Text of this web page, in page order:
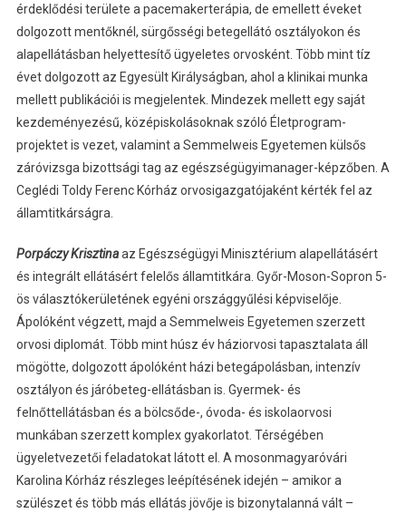
érdeklődési területe a pacemakerterápia, de emellett éveket
dolgozott mentőknél, sürgősségi betegellátó osztályokon és
alapellátásban helyettesítő ügyeletes orvosként. Több mint tíz
évet dolgozott az Egyesült Királyságban, ahol a klinikai munka
mellett publikációi is megjelentek. Mindezek mellett egy saját
kezdeményezésű, középiskolásoknak szóló Életprogram-
projektet is vezet, valamint a Semmelweis Egyetemen külsős
záróvizsga bizottsági tag az egészségügyimanager-képzőben. A
Ceglédi Toldy Ferenc Kórház orvosigazgatójaként kérték fel az
államtitkárságra.
Porpáczy Krisztinaaz Egészségügyi Minisztérium alapellátásért
és integrált ellátásért felelős államtitkára. Győr-Moson-Sopron 5-
ös választókerületének egyéni országgyűlési képviselője.
Ápolóként végzett, majd a Semmelweis Egyetemen szerzett
orvosi diplomát. Több mint húsz év háziorvosi tapasztalata áll
mögötte, dolgozott ápolóként házi betegápolásban, intenzív
osztályon és járóbeteg-ellátásban is. Gyermek- és
felnőttellátásban és a bölcsőde-, óvoda- és iskolaorvosi
munkában szerzett komplex gyakorlatot. Térségében
ügyeletvezetői feladatokat látott el. A mosonmagyaróvári
Karolina Kórház részleges leépítésének idején – amikor a
szülészet és több más ellátás jövője is bizonytalanná vált –